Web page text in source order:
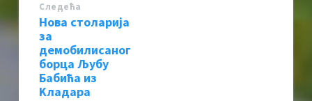
Следећa
Нова столарија
за
демобилисаног
борца Љубу
Бабића из
Kладара